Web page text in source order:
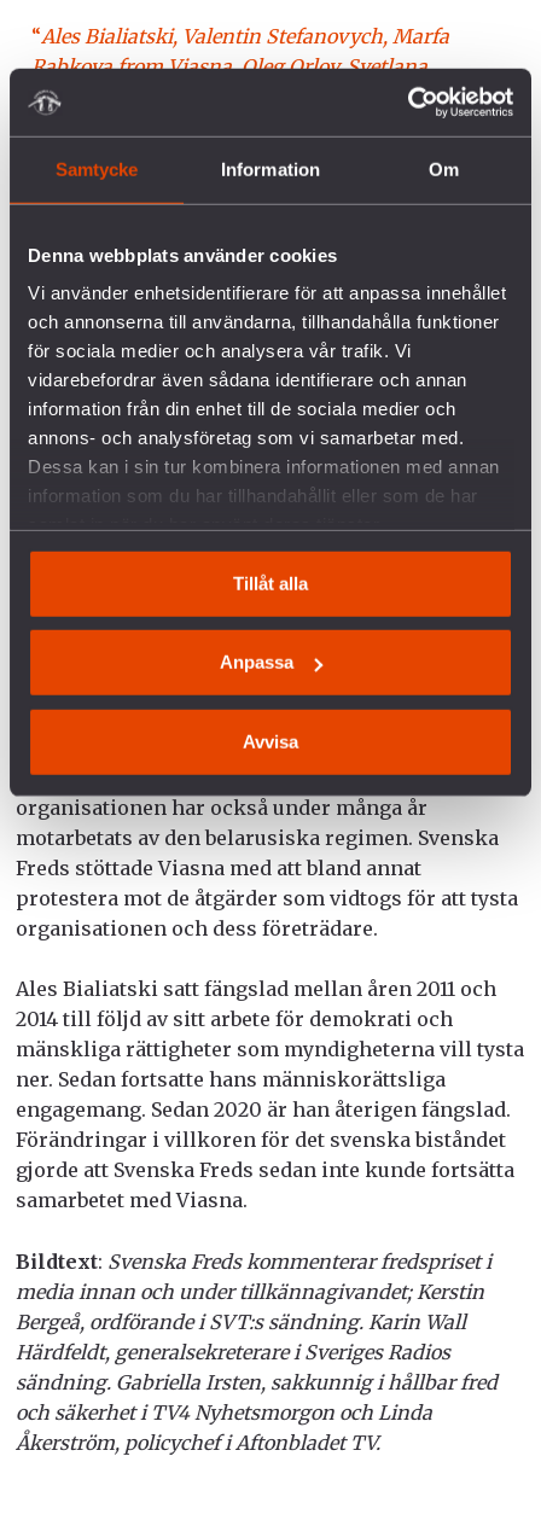
Samtycke Information Om
Denna webbplats använder cookies
Vi använder enhetsidentifierare för att anpassa innehållet
och annonserna till användarna, tillhandahålla funktioner
för sociala medier och analysera vår trafik. Vi
vidarebefordrar även sådana identifierare och annan
information från din enhet till de sociala medier och
annons- och analysföretag som vi samarbetar med.
Dessa kan i sin tur kombinera informationen med annan
information som du har tillhandahållit eller som de har
Tillåt alla
Anpassa
Avvisa
“Ales Bialiatski, Valentin Stefanovych, Marfa
Rabkova from Viasna, Oleg Orlov, Svetlana
Gannushkina, Oleksandr Cherkasov, Serhii Davidis
from the Memorial, for me and the Center for Civil
Liberties are people with whom we have been
fighting against this threat side by side for many
Memorial is banned. This story is about resistance
borders, and the values ​​of human rights are
” – Oleksandra Matviichuk, advokat
och ordförande för Center for Civil Liberties
kommenterar Nobels fredspris på en
presskonferens den 8 oktober 2022.
Ales Bialiatski är en framstående demokratiaktivist
grundade organisationen The Human Rights Center
Visna. En tidigare samarbetsorganisation till
Svenska Freds. Viasna har i snart 30 år gett stöd till
människorättsorganisation. Ales har mottagit flera
utmärkelser för sitt arbete, bland annat Right
Livelihood Award och Per Anger-priset. Men
organisationen har också under många år
motarbetats av den belarusiska regimen. Svenska
Freds stöttade Viasna med att bland annat
protestera mot de åtgärder som vidtogs för att tysta
organisationen och dess företrädare.
Ales Bialiatski satt fängslad mellan åren 2011 och
2014 till följd av sitt arbete för demokrati och
mänskliga rättigheter som myndigheterna vill tysta
ner. Sedan fortsatte hans människorättsliga
engagemang. Sedan 2020 är han återigen fängslad.
Förändringar i villkoren för det svenska biståndet
gjorde att Svenska Freds sedan inte kunde fortsätta
samarbetet med Viasna.
Bildtext: Svenska Freds kommenterar fredspriset i
media innan och under tillkännagivandet; Kerstin
Bergeå, ordförande i SVT:s sändning. Karin Wall
Härdfeldt, generalsekreterare i Sveriges Radios
sändning. Gabriella Irsten, sakkunnig i hållbar fred
och säkerhet i TV4 Nyhetsmorgon och Linda
Åkerström, policychef i Aftonbladet TV.